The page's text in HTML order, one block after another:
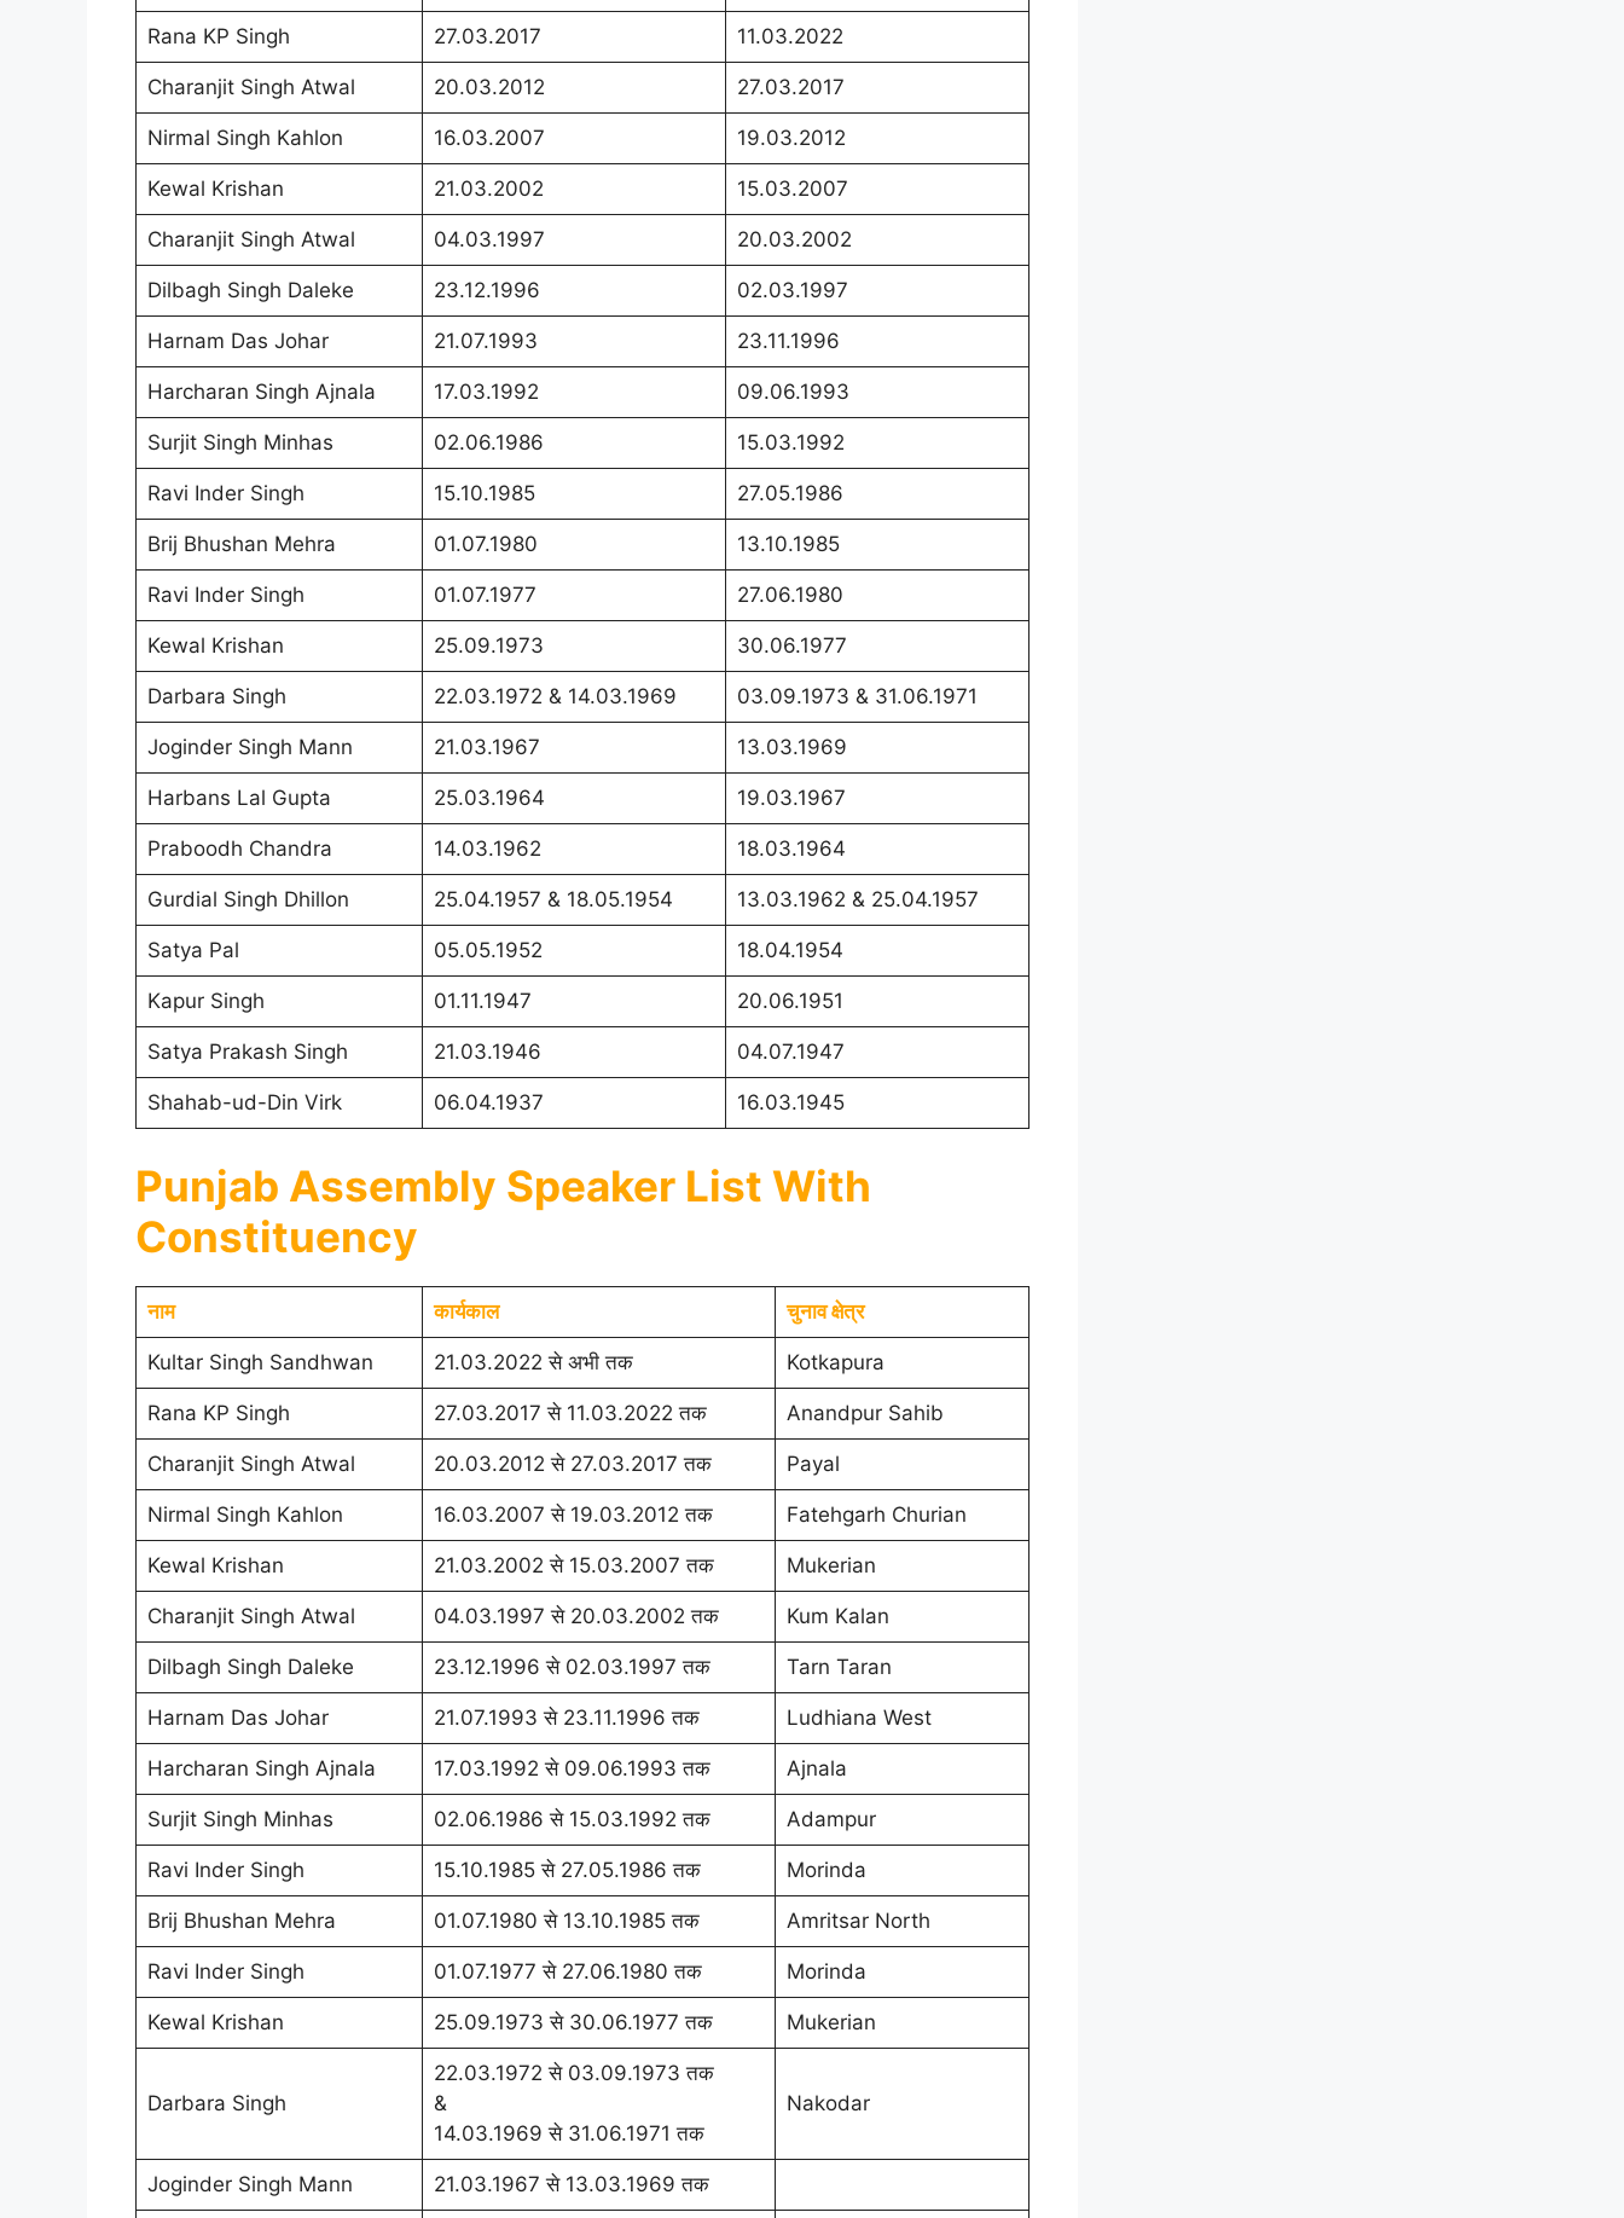
Rana KP Singh 27.03.2017 11.03.2022
Charanjit Singh Atwal 20.03.2012 27.03.2017
Nirmal Singh Kahlon 16.03.2007 19.03.2012
Kewal Krishan 21.03.2002 15.03.2007
Charanjit Singh Atwal 04.03.1997 20.03.2002
Dilbagh Singh Daleke 23.12.1996 02.03.1997
Harnam Das Johar 21.07.1993 23.11.1996
Harcharan Singh Ajnala 17.03.1992 09.06.1993
Surjit Singh Minhas 02.06.1986 15.03.1992
Ravi Inder Singh 15.10.1985 27.05.1986
Brij Bhushan Mehra 01.07.1980 13.10.1985
Ravi Inder Singh 01.07.1977 27.06.1980
Kewal Krishan 25.09.1973 30.06.1977
Darbara Singh 22.03.1972 & 14.03.1969 03.09.1973 & 31.06.1971
Joginder Singh Mann 21.03.1967 13.03.1969
Harbans Lal Gupta 25.03.1964 19.03.1967
Praboodh Chandra 14.03.1962 18.03.1964
Gurdial Singh Dhillon 25.04.1957 & 18.05.1954 13.03.1962 & 25.04.1957
Satya Pal 05.05.1952 18.04.1954
Kapur Singh 01.11.1947 20.06.1951
Satya Prakash Singh 21.03.1946 04.07.1947
Shahab-ud-Din Virk 06.04.1937 16.03.1945
Punjab Assembly Speaker List With
Constituency
नाम कार्यकाल चुनाव क्षेत्र
Kultar Singh Sandhwan 21.03.2022 से अभी तक Kotkapura
Rana KP Singh 27.03.2017 से 11.03.2022 तक Anandpur Sahib
Charanjit Singh Atwal 20.03.2012 से 27.03.2017 तक Payal
Nirmal Singh Kahlon 16.03.2007 से 19.03.2012 तक Fatehgarh Churian
Kewal Krishan 21.03.2002 से 15.03.2007 तक Mukerian
Charanjit Singh Atwal 04.03.1997 से 20.03.2002 तक Kum Kalan
Dilbagh Singh Daleke 23.12.1996 से 02.03.1997 तक Tarn Taran
Harnam Das Johar 21.07.1993 से 23.11.1996 तक Ludhiana West
Harcharan Singh Ajnala 17.03.1992 से 09.06.1993 तक Ajnala
Surjit Singh Minhas 02.06.1986 से 15.03.1992 तक Adampur
Ravi Inder Singh 15.10.1985 से 27.05.1986 तक Morinda
Brij Bhushan Mehra 01.07.1980 से 13.10.1985 तक Amritsar North
Ravi Inder Singh 01.07.1977 से 27.06.1980 तक Morinda
Kewal Krishan 25.09.1973 से 30.06.1977 तक Mukerian
Darbara Singh
22.03.1972 से 03.09.1973 तक
&
14.03.1969 से 31.06.1971 तक
Nakodar
Joginder Singh Mann 21.03.1967 से 13.03.1969 तक